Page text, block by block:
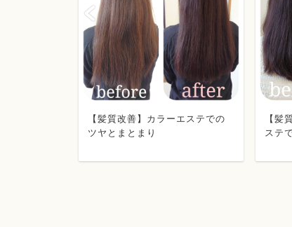
【髪質改善】カラーエステでの
ツヤとまとまり
【髪
ステ